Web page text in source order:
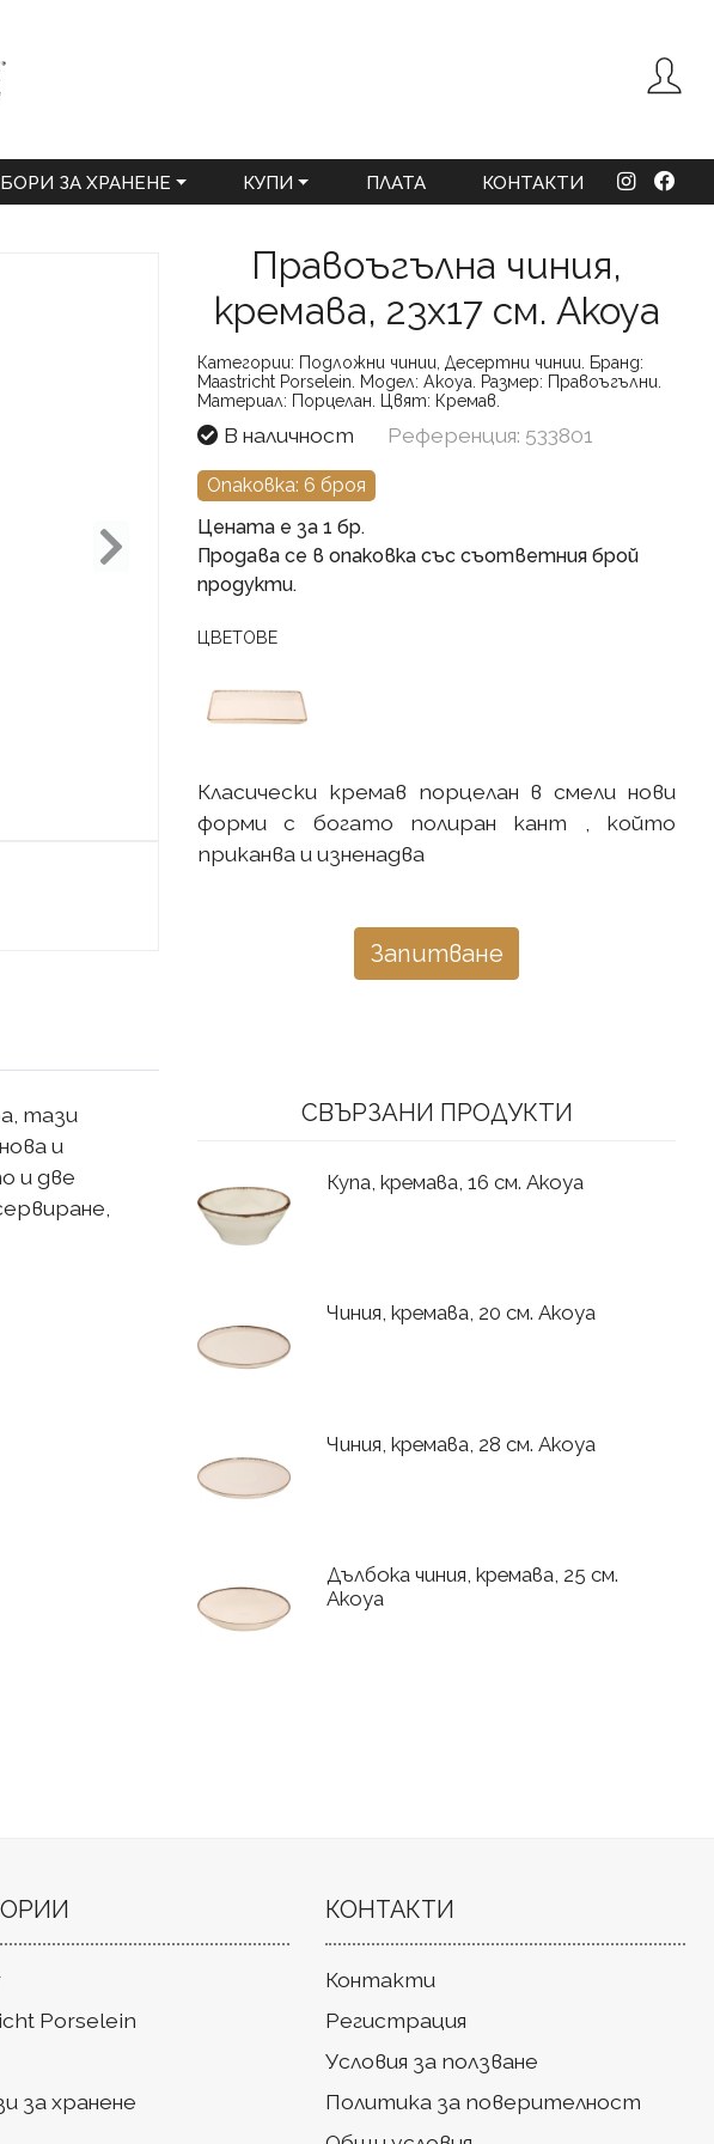
ЗА ХРАНЕНЕ КУПИ ПЛАТА КОНТАКТИ
Правоъгълна чиния,
кремава, 23x17 см. Akoya
Категории: Подложни чинии, Десертни чинии.
Бранд:
Maastricht Porselein.
Модел: Akoya. Размер: Правоъгълни.
Материал: Порцелан. Цвят: Кремав.
В наличност Референция: 533801
Опаковка: 6 броя
Цената е за 1 бр.
Продава се в опаковка със съответния брой
продукти.
ЦВЕТОВЕ
Класически кремав порцелан в смели нови
форми с богато полиран кант , който
приканва и изненадва
Запитване
СВЪРЗАНИ ПРОДУКТИ
Купа, кремава, 16 см. Akoya
Чиния, кремава, 20 см. Akoya
Чиния, кремава, 28 см. Akoya
Дълбока чиния, кремава, 25 см.
Akoya
тази
и
и две
Porselein
за хранене
КОНТАКТИ
Контакти
Регистрация
Условия за ползване
Политика за поверителност